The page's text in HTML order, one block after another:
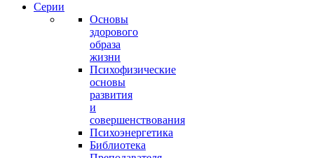
Серии
Основы
здорового
образа
жизни
Психофизические
основы
развития
и
совершенствования
Психоэнергетика
Библиотека